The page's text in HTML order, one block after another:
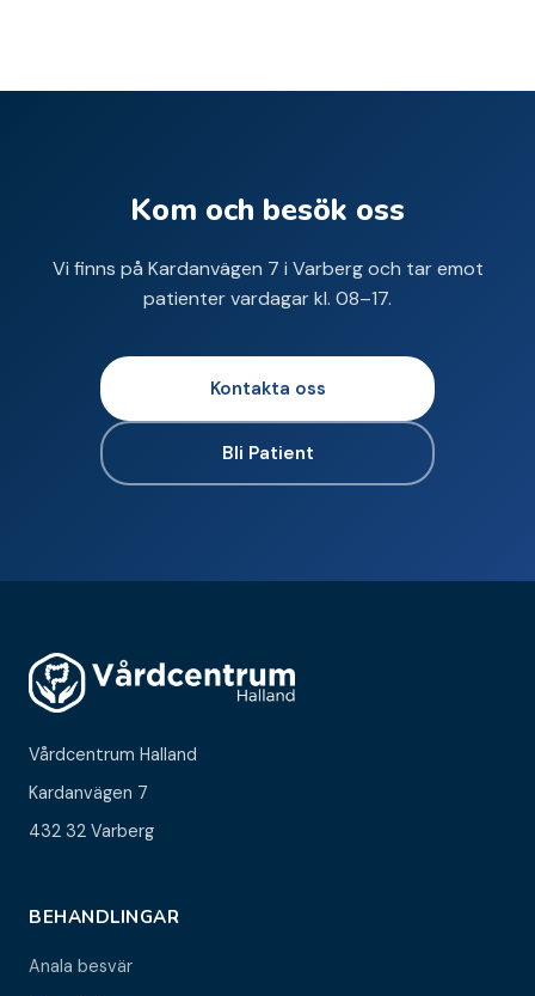
Kom och besök oss
Vi finns på Kardanvägen 7 i Varberg och tar emot
patienter vardagar kl. 08–17.
Kontakta oss
Bli Patient
Vårdcentrum Halland
Kardanvägen 7
432 32 Varberg
BEHANDLINGAR
Anala besvär